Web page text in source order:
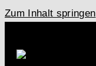
Zum Inhalt springen